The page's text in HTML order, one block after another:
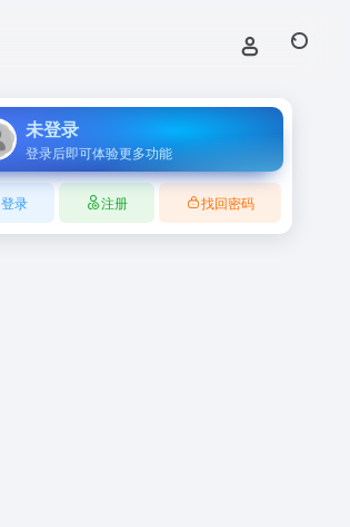
未登录
登录后即可体验更多功能
登录 注册 找回密码